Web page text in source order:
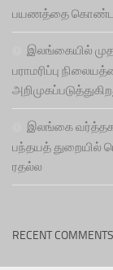
பயணத்தை
இலங்கையில்
பராமரிப்பு
இலங்கை
பந்தயத் துறையில்
ரதல்ல
RECENT COMMENTS